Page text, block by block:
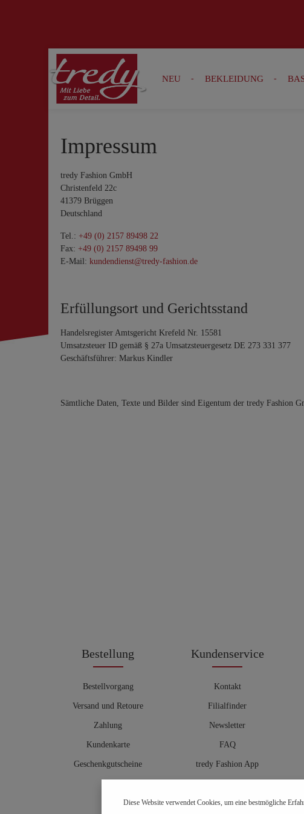
Zur Suche springen Zur Hauptnavigation springen
NEU BEKLEIDUNG
Impressum
tredy Fashion GmbH
Christenfeld 22c
41379 Brüggen
Deutschland
Tel.: +49 (0) 2157 89498 22
Fax: +49 (0) 2157 89498 99
E-Mail: kundendienst@tredy-fashion.de
Erfüllungsort und Gerichtsstand
Handelsregister Amtsgericht Krefeld Nr. 15581
Umsatzsteuer ID gemäß § 27a Umsatzsteuergesetz DE 273 331 377
Geschäftsführer: Markus Kindler
Sämtliche Daten, Texte und Bilder sind Eigentum der tredy Fashion
Bestellung
Bestellvorgang
Versand und Retoure
Zahlung
Kundenkarte
Geschenkgutscheine
Kundenservice
Kontakt
Filialfinder
Newsletter
FAQ
tredy Fashion App
Hosenberater
Diese Website verwendet Cookies, um eine bestmögliche